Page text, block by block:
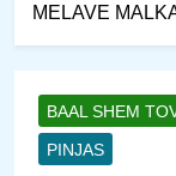
MELAVE
BAAL SHEM
PINJAS